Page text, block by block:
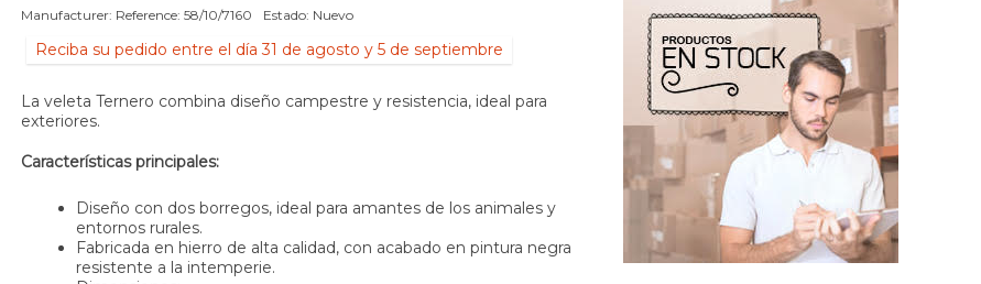
Manufacturer: Reference: 58/10/7160 Estado: Nuevo
Reciba su pedido entre el día 31 de agosto y 5 de septiembre
La veleta Ternero combina diseño campestre y resistencia, ideal para
exteriores.
Características principales:
Diseño con dos borregos, ideal para amantes de los animales y
entornos rurales.
Fabricada en hierro de alta calidad, con acabado en pintura negra
resistente a la intemperie.